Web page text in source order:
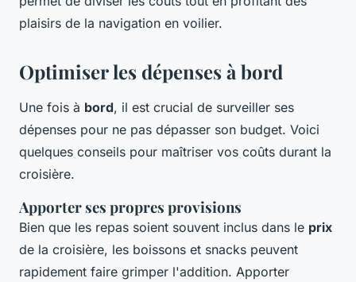
plaisirs de la navigation en voilier.
Optimiser les dépenses à bord
Une fois à bord, il est crucial de surveiller ses
dépenses pour ne pas dépasser son budget. Voici
quelques conseils pour maîtriser vos coûts durant la
croisière.
Apporter ses propres provisions
Bien que les repas soient souvent inclus dans le prix
de la croisière, les boissons et snacks peuvent
rapidement faire grimper l'addition. Apporter